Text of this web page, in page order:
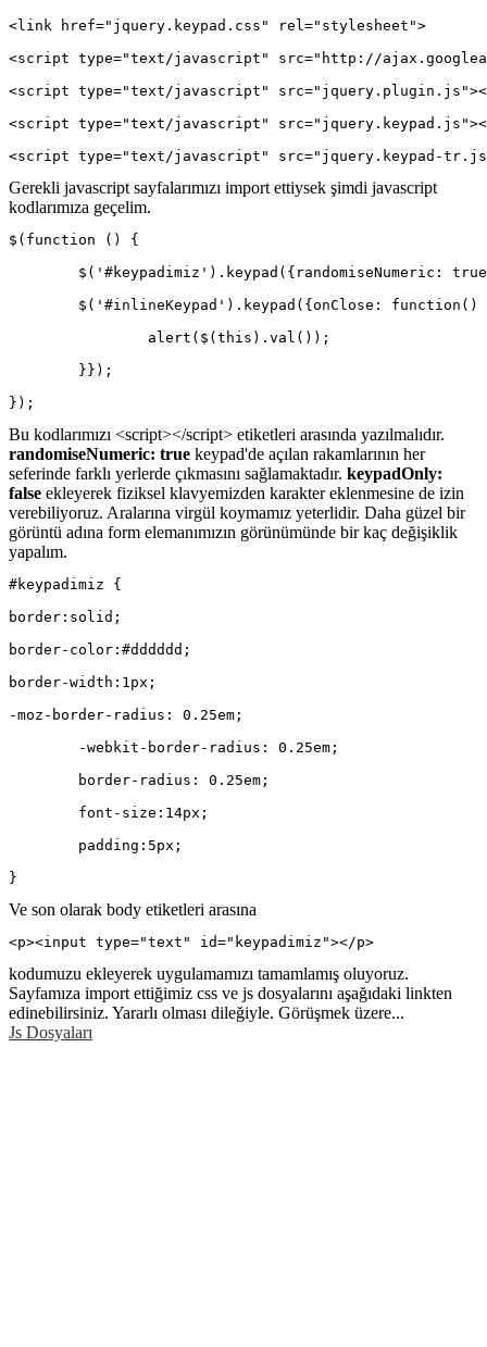
<link href="jquery.keypad.css" rel="stylesheet">
<script type="text/javascript" src="http://
<script type="text/javascript"
<script type="text/javascript"
<script type="text/javascript" src="jquery.keypad-
Gerekli javascript sayfalarımızı import ettiysek şimdi javascript
kodlarımıza geçelim.
$(function () {
$('#keypadimiz').keypad({randomiseNumeric:
$('#inlineKeypad').keypad({onClose: function()
		alert($(this).val());
	}});
});
Bu kodlarımızı <script></script> etiketleri arasında yazılmalıdır.
randomiseNumeric: true keypad'de açılan rakamlarının her
seferinde farklı yerlerde çıkmasını sağlamaktadır. keypadOnly:
false ekleyerek fiziksel klavyemizden karakter eklenmesine de izin
verebiliyoruz. Aralarına virgül koymamız yeterlidir. Daha güzel bir
görüntü adına form elemanımızın görünümünde bir kaç değişiklik
yapalım.
#keypadimiz {
border:solid;
border-color:#dddddd;
border-width:1px;
-moz-border-radius: 0.25em;
	-webkit-border-radius: 0.25em;
	border-radius: 0.25em;
	font-size:14px;
	padding:5px;
}
Ve son olarak body etiketleri arasına
<p><input type="text" id="keypadimiz"></p>
kodumuzu ekleyerek uygulamamızı tamamlamış oluyoruz.
Sayfamıza import ettiğimiz css ve js dosyalarını aşağıdaki linkten
edinebilirsiniz. Yararlı olması dileğiyle. Görüşmek üzere...
Js Dosyaları